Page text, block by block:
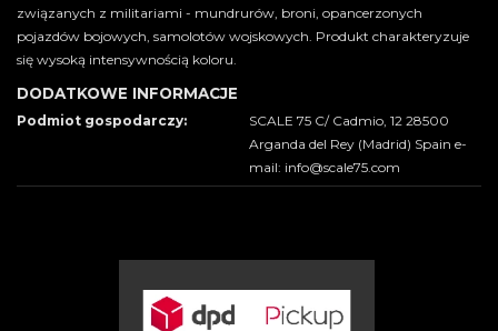
związanych z militariami - mundrurów, broni, opancerzonych
pojazdów bojowych, samolotów wojskowych. Produkt charakteryzuje
się wysoką intensywnością koloru.
DODATKOWE INFORMACJE
Podmiot gospodarczy:
SCALE 75 C/ Cadmio, 12 28500
Arganda del Rey (Madrid) Spain e-
mail: info@scale75.com